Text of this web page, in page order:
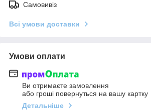
Самовивіз
Всі умови доставки
Умови оплати
Ви отримаєте замовлення
або гроші повернуться на вашу картку
Детальніше